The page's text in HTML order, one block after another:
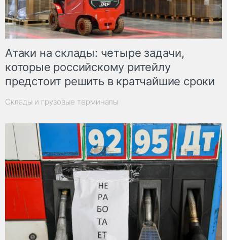
Атаки на склады: четыре задачи,
которые российскому ритейлу
предстоит решить в кратчайшие сроки
Склады и грузовые терминалы